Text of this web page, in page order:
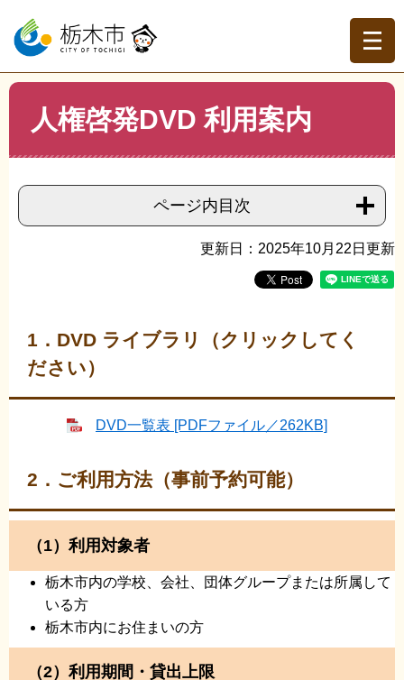
ー
の
先
ニ
ー
を
トップページ >組織でさがす >人権・男女共同参画課
人権啓発DVD 利用案内
ページ内目次
更新日：2025年10月22日更新
1．DVD ライブラリ（クリックしてく
ださい）
DVD一覧表 [PDFファイル／262KB]
2．ご利用方法（事前予約可能）
（1）利用対象者
栃木市内の学校、会社、団体グループまたは所属して
いる方
栃木市内にお住まいの方
（2）利用期間・貸出上限